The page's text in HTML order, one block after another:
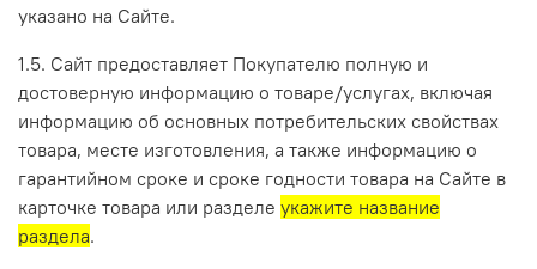
указано на Сайте.
1.5. Сайт предоставляет Покупателю полную и
достоверную информацию о товаре/услугах, включая
информацию об основных потребительских свойствах
товара, месте изготовления, а также информацию о
гарантийном сроке и сроке годности товара на Сайте в
карточке товара или разделе укажите название
раздела.